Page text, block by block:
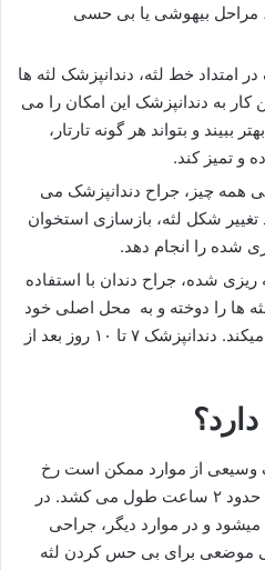
بیهوشی یا بی حسی
امتداد خط لثه، دندانپزشک لثه ها
کار به دندانپزشک این امکان را می
ببیند و بتواند هر گونه تارتار،
و تمیز کند.
همه چیز، جراح دندانپزشک می
تغییر شکل لثه، بازسازی استخوان
شده را انجام دهد.
ریزی شده، جراح دندان با استفاده
ها را دوخته و به محل اصلی خود
یعنی روی دندان ها متصل میکند. دندانپزشک ۷ تا ۱۰ روز بعد از
از موارد ممکن است رخ
دهد. بیشتر عمل های جراحی‌لثه حدود ۲ ساعت طول می کشد. در
میشود و در موارد دیگر، جراحی
موضعی برای بی حس کردن لثه